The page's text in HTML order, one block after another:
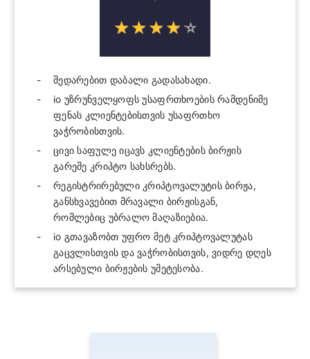
☆☆☆☆☆
★★★★★
შედარებით დაბალი გადასახადი.
io უზრუნველყოფს უსაფრთხოების რამდენიმე
ფენას კლიენტებისთვის უსაფრთხო
ვაჭრობისთვის.
ცივი საფულე იცავს კლიენტების ბირჟის
გარეშე კრიპტო სახსრებს.
რეგისტრირებული კრიპტოვალუტის ბირჟა,
განსხვავებით მრავალი ბირჟისგან,
რომლებიც უბრალო მაღაზიებია.
io გთავაზობთ უფრო მეტ კრიპტოვალუტას
გაცვლისთვის და ვაჭრობისთვის, ვიდრე დღეს
არსებული ბირჟების უმეტესობა.